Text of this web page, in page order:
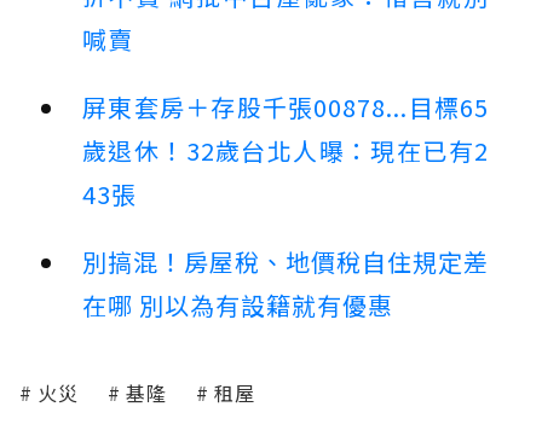
喊賣
屏東套房＋存股千張00878...目標65
歲退休！32歲台北人曝：現在已有2
43張
別搞混！房屋稅、地價稅自住規定差
在哪 別以為有設籍就有優惠
火災 基隆 租屋